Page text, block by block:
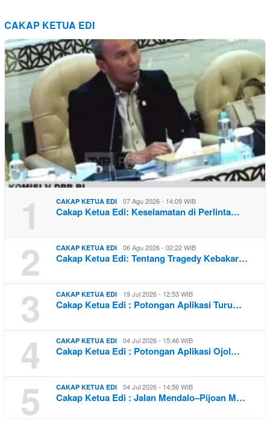
CAKAP KETUA EDI
1 CAKAP KETUA EDI 07 Agu 2026 - 14:09 WIB
Cakap Ketua Edi: Keselamatan di Perlinta…
2 CAKAP KETUA EDI 06 Agu 2026 - 02:22 WIB
Cakap Ketua Edi: Tentang Tragedy Kebakar…
3 CAKAP KETUA EDI 19 Jul 2026 - 12:53 WIB
Cakap Ketua Edi : Potongan Aplikasi Turu…
4 CAKAP KETUA EDI 04 Jul 2026 - 15:46 WIB
Cakap Ketua Edi : Potongan Aplikasi Ojol…
5 CAKAP KETUA EDI 04 Jul 2026 - 14:56 WIB
Cakap Ketua Edi : Jalan Mendalo–Pijoan M…